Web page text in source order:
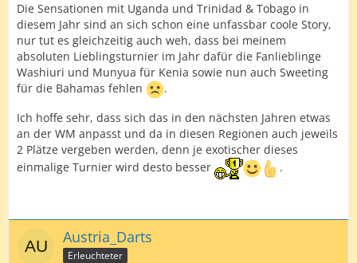
Die Sensationen mit Uganda und Trinidad & Tobago in
diesem Jahr sind an sich schon eine unfassbar coole Story,
nur tut es gleichzeitig auch weh, dass bei meinem
absoluten Lieblingsturnier im Jahr dafür die Fanlieblinge
Washiuri und Munyua für Kenia sowie nun auch Sweeting
für die Bahamas fehlen
.
Ich hoffe sehr, dass sich das in den nächsten Jahren etwas
an der WM anpasst und da in diesen Regionen auch jeweils
2 Plätze vergeben werden, denn je exotischer dieses
einmalige Turnier wird desto besser
.
Austria_Darts
Erleuchteter